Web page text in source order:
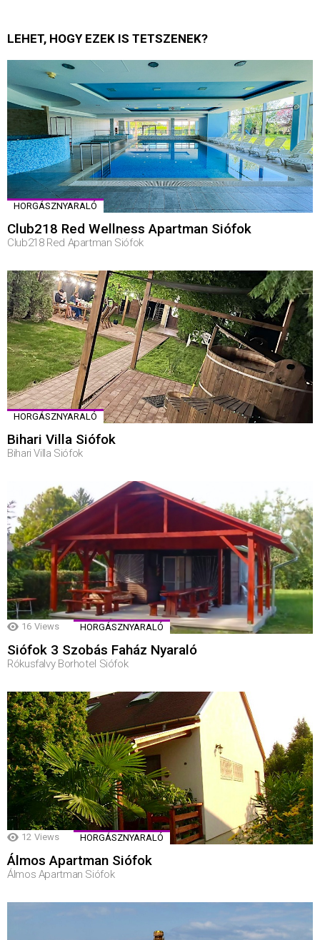
LEHET, HOGY EZEK IS TETSZENEK?
HORGÁSZNYARALÓ
Club218 Red Wellness Apartman Siófok
Club218 Red Apartman Siófok
HORGÁSZNYARALÓ
Bihari Villa Siófok
Bihari Villa Siófok
16 Views HORGÁSZNYARALÓ
Siófok 3 Szobás Faház Nyaraló
Rókusfalvy Borhotel Siófok
12 Views HORGÁSZNYARALÓ
Álmos Apartman Siófok
Álmos Apartman Siófok